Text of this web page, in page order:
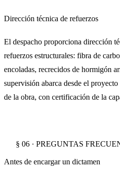
Dirección técnica de refuerzos
El despacho proporciona dirección
refuerzos estructurales: fibra de
encoladas, recrecidos de hormigón
supervisión abarca desde el
de la obra, con certificación de la
§ 06 · PREGUNTAS
Antes de encargar un dictamen